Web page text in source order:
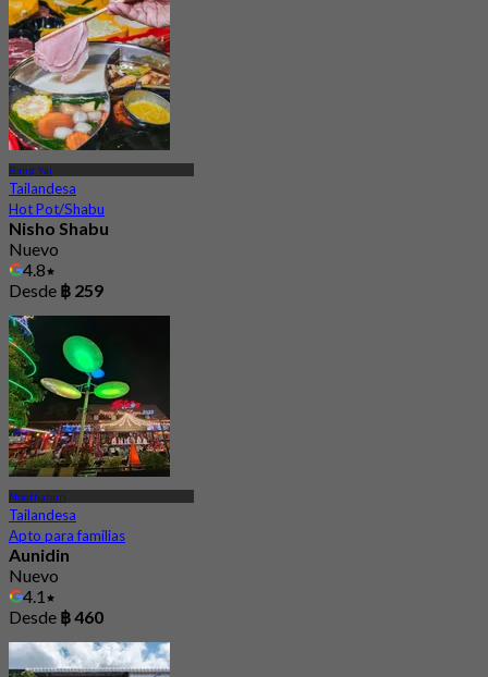
Desde฿ 231.66
Bang Yai
Tailandesa
Hot Pot/Shabu
Nisho Shabu
Nuevo
4.8
Desde ฿ 259
Nonthaburi
Tailandesa
Apto para familias
Aunidin
Nuevo
4.1
Desde ฿ 460